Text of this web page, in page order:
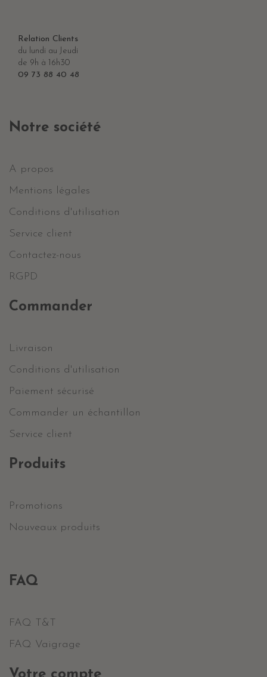
Relation Clients
du lundi au Jeudi
de 9h à 16h30
09 73 88 40 48
Notre société
A propos
Mentions légales
Conditions d'utilisation
Service client
Contactez-nous
RGPD
Commander
Livraison
Conditions d'utilisation
Paiement sécurisé
Commander un échantillon
Service client
Produits
Promotions
Nouveaux produits
FAQ
FAQ T&T
FAQ Vaigrage